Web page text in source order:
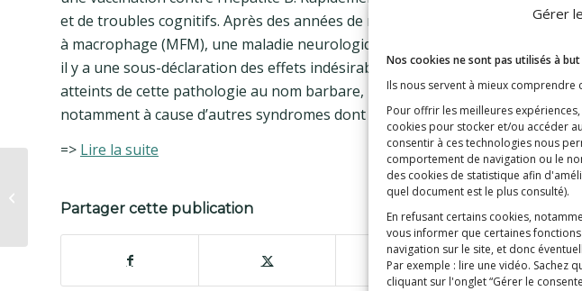
Gérer
Nos cookies ne sont pas utilisés à
Ils nous servent à mieux comprendre
Pour offrir les meilleures
cookies pour stocker et/ou accéder
consentir à ces technologies nous
comportement de navigation ou le
des cookies de statistique afin
quel document est le plus consulté).
En refusant certains cookies,
vous informer que certaines
navigation sur le site, et donc
Par exemple : lire une vidéo. Sachez
cliquant sur l'onglet “Gérer le
et de troubles cognitifs. Après des années de recherches et d’analyses, le
à macrophage (MFM), une maladie neurologique encore largement
il y a une sous-déclaration des effets indésirables ». Si les autorités de
atteints de cette pathologie au nom barbare, la jeune femme pense qu’ils se
notamment à cause d’autres syndromes dont on ignore l’origine qu’on
=> Lire la suite
Partager cette publication
traverse le Val-de-